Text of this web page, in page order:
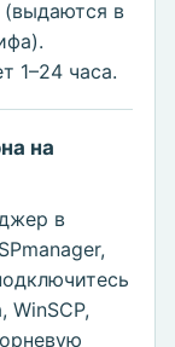
(выдаются в
1–24 часа.
на
в
WinSCP,